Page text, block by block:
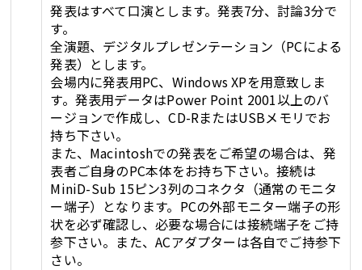
発表はすべて口演とします。発表7分、討論3分で
す。
全演題、デジタルプレゼンテーション（PCによる
発表）とします。
会場内に発表用PC、Windows XPを用意致しま
す。発表用データはPower Point 2001以上のバ
ージョンで作成し、CD-RまたはUSBメモリでお
持ち下さい。
また、Macintoshでの発表をご希望の場合は、発
表者ご自身のPC本体をお持ち下さい。接続は
MiniD-Sub 15ピン3列のコネクタ（通常のモニタ
ー端子）となります。PCの外部モニター端子の形
状を必ず確認し、必要な場合には接続端子をご持
参下さい。また、ACアダプターは各自でご持参下
さい。